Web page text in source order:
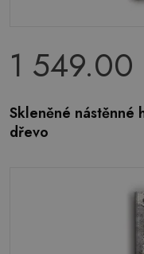
1 549.00
Skleněné nástěnné
dřevo